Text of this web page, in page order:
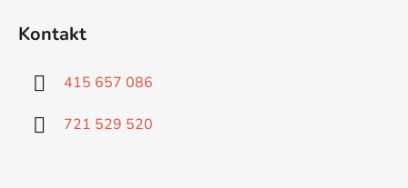
Kontakt
415 657 086
721 529 520